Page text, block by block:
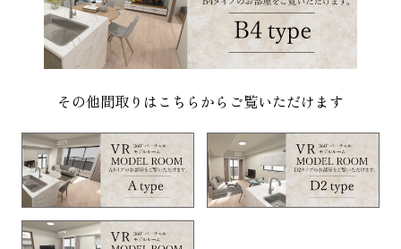
その他間取りはこちらからご覧いただけます